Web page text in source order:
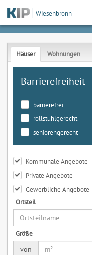
Wiesenbronn
Häuser Wohnungen
Barrierefreiheit
barrierefrei
rollstuhlgerecht
seniorengerecht
Kommunale Angebote
Private Angebote
Gewerbliche Angebote
Ortsteil
Größe
von